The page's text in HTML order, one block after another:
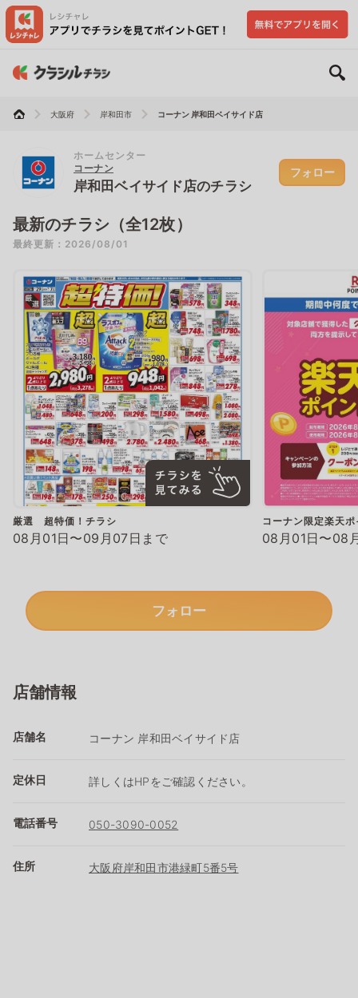
大阪府 岸和田市 コーナン 岸和田ベイサイド店
ホームセンター
コーナン
岸和田ベイサイド店のチラシ
フォロー
最新のチラシ（全12枚）
最終更新：2026/08/01
厳選 超特価！チラシ
08月01日〜09月07日まで
コーナン限定楽天
08月01日〜08
フォロー
店舗情報
店舗名 コーナン 岸和田ベイサイド店
定休日 詳しくはHPをご確認ください。
電話番号 050-3090-0052
住所 大阪府岸和田市港緑町5番5号